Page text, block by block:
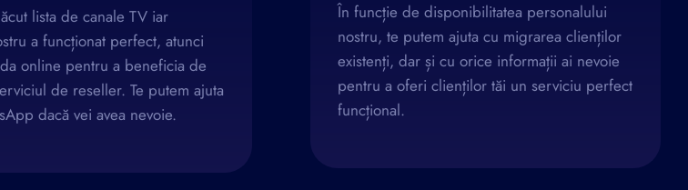
lista de canale TV iar
a funcționat perfect, atunci
online pentru a beneficia de
de reseller. Te putem ajuta
dacă vei avea nevoie.
În funcție de disponibilitatea personalului
nostru, te putem ajuta cu migrarea clienților
existenți, dar și cu orice informații ai nevoie
pentru a oferi clienților tăi un serviciu perfect
funcțional.